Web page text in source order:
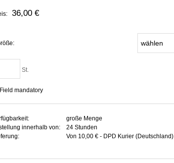
36,00 €
St.
mandatory
große Menge
innerhalb von:
24 Stunden
Von 10,00 € - DPD Kurier (Deutschland)
The price does not include any possible